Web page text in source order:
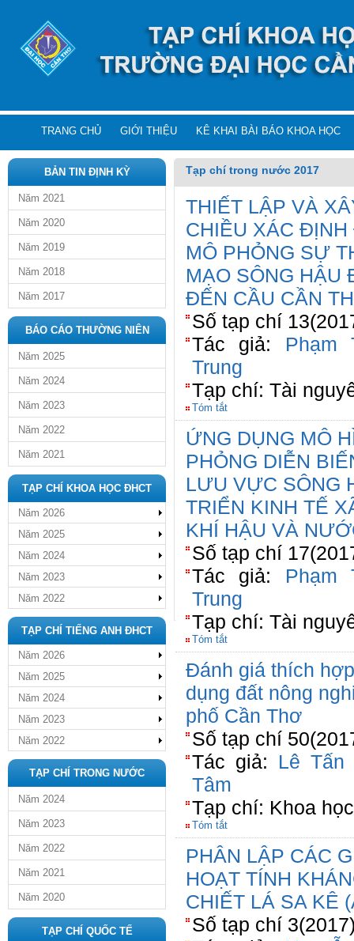
TRANG CHỦ GIỚI THIỆU KÊ KHAI BÀI BÁO KHOA HỌC
BẢN TIN ĐỊNH KỲ
Năm 2021
Năm 2020
Năm 2019
Năm 2018
Năm 2017
BÁO CÁO THƯỜNG NIÊN
Năm 2025
Năm 2024
Năm 2023
Năm 2022
Năm 2021
TẠP CHÍ KHOA HỌC ĐHCT
Năm 2026
Năm 2025
Năm 2024
Năm 2023
Năm 2022
TẠP CHÍ TIẾNG ANH ĐHCT
Năm 2026
Năm 2025
Năm 2024
Năm 2023
Năm 2022
TẠP CHÍ TRONG NƯỚC
Năm 2024
Năm 2023
Năm 2022
Năm 2021
Năm 2020
TẠP CHÍ QUỐC TẾ
Tạp chí trong nước 2017
THIẾT LẬP VÀ
CHIỀU XÁC
MÔ PHỎNG SỰ
MẠO SÔNG HẬU
ĐẾN CẦU CẦN
Số tạp chí
Tác giả: Phạm
Trung
Tạp chí: Tài
Tóm tắt
ỨNG DỤNG MÔ
PHỎNG DIỄN
LƯU VỰC SÔNG
TRIỂN KINH TẾ
KHÍ HẬU VÀ
Số tạp chí
Tác giả: Phạm
Trung
Tạp chí: Tài
Tóm tắt
Đánh giá thích
dụng đất nông
phố Cần Thơ
Số tạp chí
Tác giả: Lê Tấn
Tâm
Tạp chí: Khoa
Tóm tắt
PHÂN LẬP CÁC
HOẠT TÍNH
CHIẾT LÁ SA KÊ
Số tạp chí